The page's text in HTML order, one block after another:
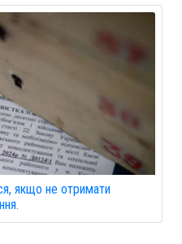
якщо не отримати